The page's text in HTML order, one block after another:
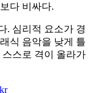
다 비싸다.
. 심리적 요소가 경
식 음악을 낮게 틀
스로 격이 올라가